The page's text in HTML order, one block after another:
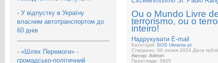
- У відпустку в Україну
власним автотранспортом до
60 днів
- «Шлях Перемоги» -
громадсько-політичний
Ou o Mundo Livre
terrorismo, ou o
inteiro!
Надрукувати E-mail
Категорія: SOS Ukrania pt
Створено: 09 липня 2024 Дата
Автор: Admin
Перегляди: 3605